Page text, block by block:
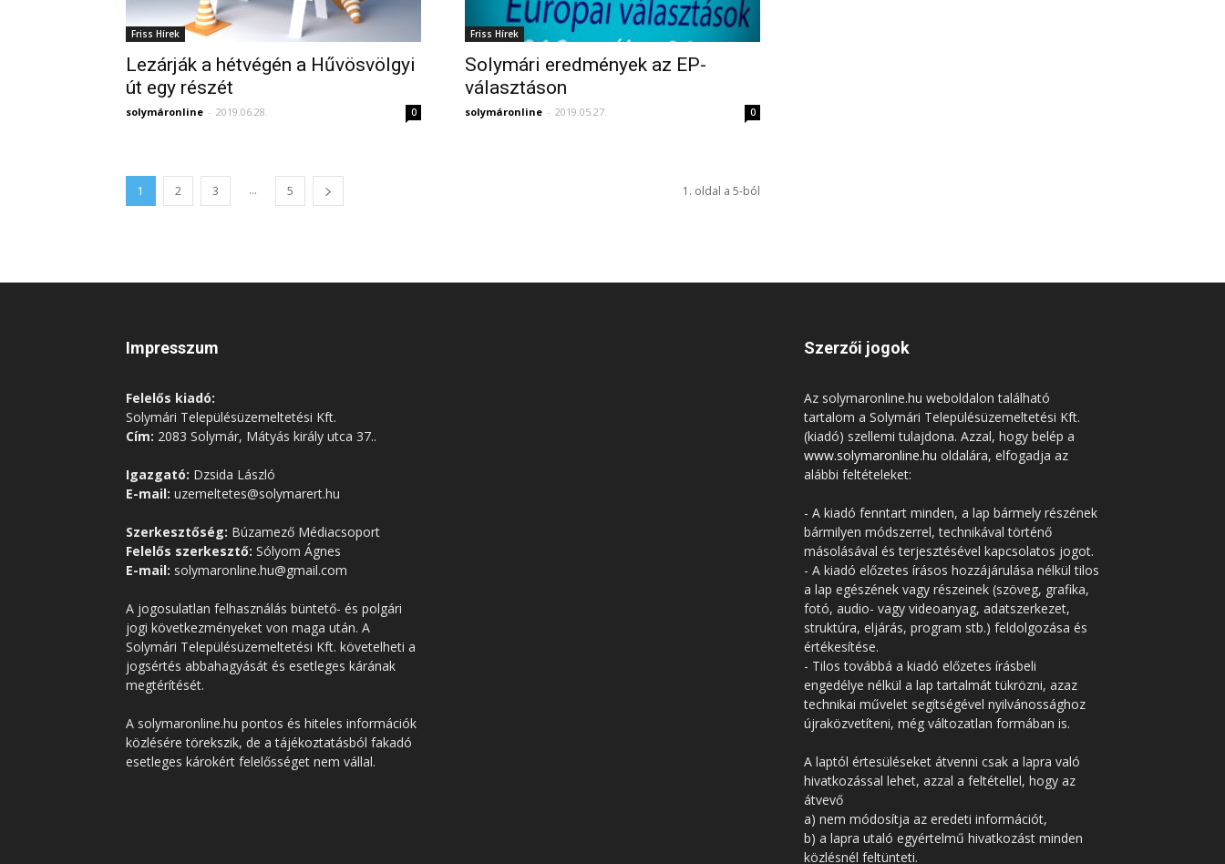
Friss Hírek
Lezárják a hétvégén a Hűvösvölgyi
út egy részét
solymáronline - 2019.06.28. 0
Friss Hírek
Solymári eredmények az EP-
választáson
solymáronline - 2019.05.27. 0
1 2 3 ... 5 1. oldal a 5-ból
Impresszum
Felelős kiadó:
Solymári Településüzemeltetési Kft.
Cím: 2083 Solymár, Mátyás király utca 37..
Igazgató: Dzsida László
E-mail: uzemeltetes@solymarert.hu
Szerkesztőség: Búzamező Médiacsoport
Felelős szerkesztő: Sólyom Ágnes
E-mail: solymaronline.hu@gmail.com
A jogosulatlan felhasználás büntető- és polgári
jogi következményeket von maga után. A
Solymári Településüzemeltetési Kft. követelheti a
jogsértés abbahagyását és esetleges kárának
megtérítését.
A solymaronline.hu pontos és hiteles információk
közlésére törekszik, de a tájékoztatásból fakadó
esetleges károkért felelősséget nem vállal.
Szerzői jogok
Az solymaronline.hu weboldalon található
tartalom a Solymári Településüzemeltetési Kft.
(kiadó) szellemi tulajdona. Azzal, hogy belép a
www.solymaronline.hu oldalára, elfogadja az
alábbi feltételeket:
- A kiadó fenntart minden, a lap bármely részének
bármilyen módszerrel, technikával történő
másolásával és terjesztésével kapcsolatos jogot.
- A kiadó előzetes írásos hozzájárulása nélkül tilos
a lap egészének vagy részeinek (szöveg, grafika,
fotó, audio- vagy videoanyag, adatszerkezet,
struktúra, eljárás, program stb.) feldolgozása és
értékesítése.
- Tilos továbbá a kiadó előzetes írásbeli
engedélye nélkül a lap tartalmát tükrözni, azaz
technikai művelet segítségével nyilvánossághoz
újraközvetíteni, még változatlan formában is.
A laptól értesüléseket átvenni csak a lapra való
hivatkozással lehet, azzal a feltétellel, hogy az
átvevő
a) nem módosítja az eredeti információt,
b) a lapra utaló egyértelmű hivatkozást minden
közlésnél feltünteti.